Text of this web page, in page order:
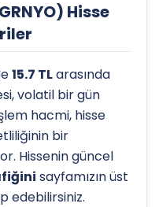
Hisse
15.7 TLarasında
volatil bir gün
hacmi, hisse
bir
Hissenin güncel
sayfamızın üst
edebilirsiniz.